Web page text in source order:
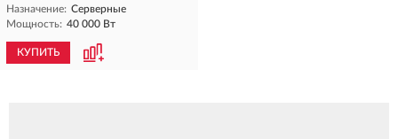
Назначение: Серверные
Мощность: 40 000 Вт
КУПИТЬ